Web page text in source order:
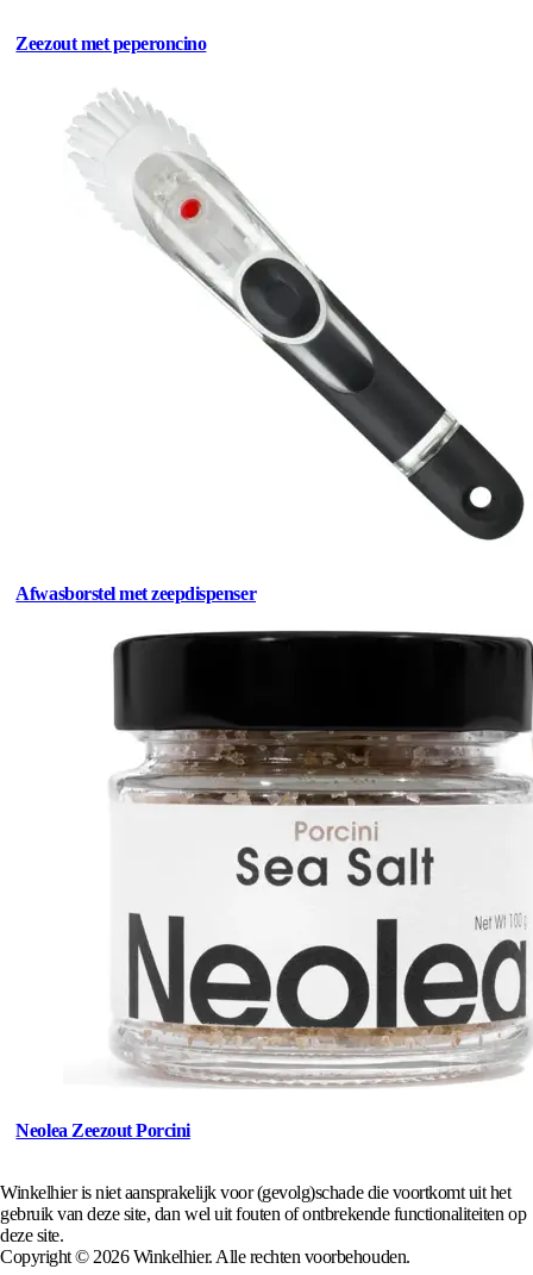
Zeezout met peperoncino
Afwasborstel met zeepdispenser
Neolea Zeezout Porcini
Winkelhier is niet aansprakelijk voor (gevolg)schade die voortkomt uit het
gebruik van deze site, dan wel uit fouten of ontbrekende functionaliteiten op
deze site.
Copyright © 2026 Winkelhier. Alle rechten voorbehouden.